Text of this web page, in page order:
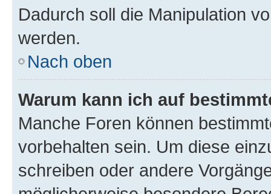
Dadurch soll die Manipulation
werden.
Nach oben
Warum kann ich auf
Manche Foren können
vorbehalten sein. Um diese
schreiben oder andere